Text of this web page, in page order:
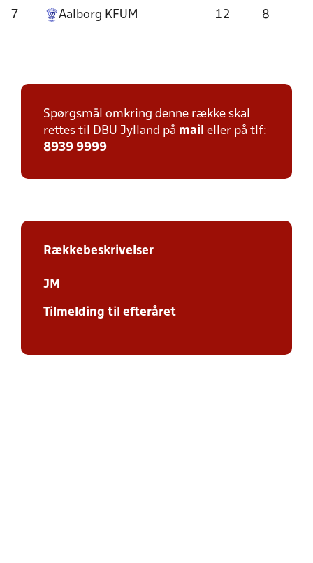
7 Aalborg KFUM 12 8
Spørgsmål omkring denne række skal
rettes til DBU Jylland på mail eller på tlf:
8939 9999
Rækkebeskrivelser
JM
Tilmelding til efteråret